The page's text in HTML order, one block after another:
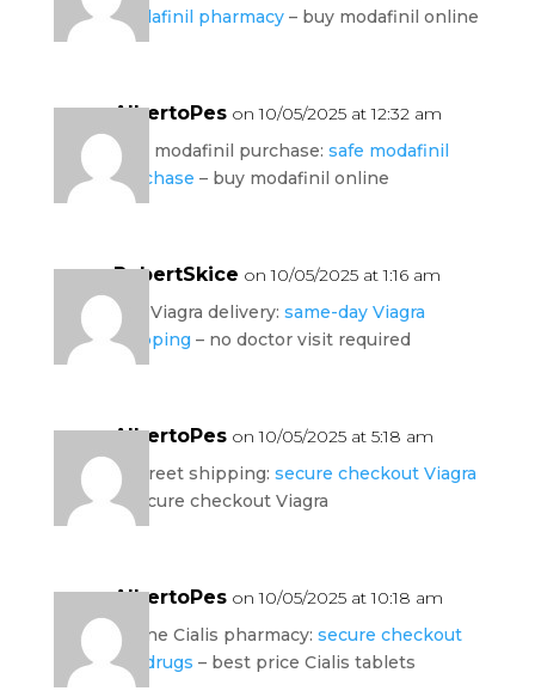
modafinil pharmacy– buy modafinil online
AlbertoPes on 10/05/2025 at 12:32 am
safe modafinil purchase: safe modafinil
purchase – buy modafinil online
RobertSkice on 10/05/2025 at 1:16 am
fast Viagra delivery: same-day Viagra
shipping – no doctor visit required
AlbertoPes on 10/05/2025 at 5:18 am
discreet shipping: secure checkout Viagra
– secure checkout Viagra
AlbertoPes on 10/05/2025 at 10:18 am
online Cialis pharmacy: secure checkout
ED drugs – best price Cialis tablets